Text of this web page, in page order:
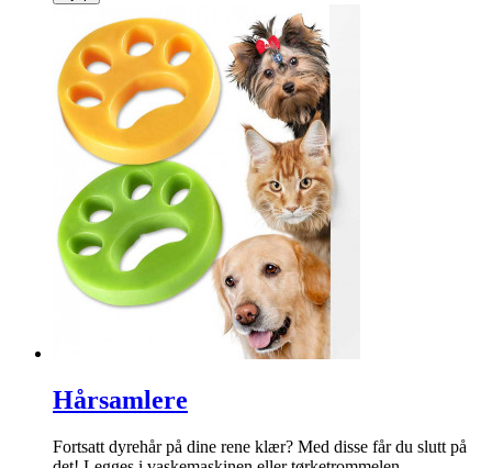
Hårsamlere
Fortsatt dyrehår på dine rene klær? Med disse får du slutt på